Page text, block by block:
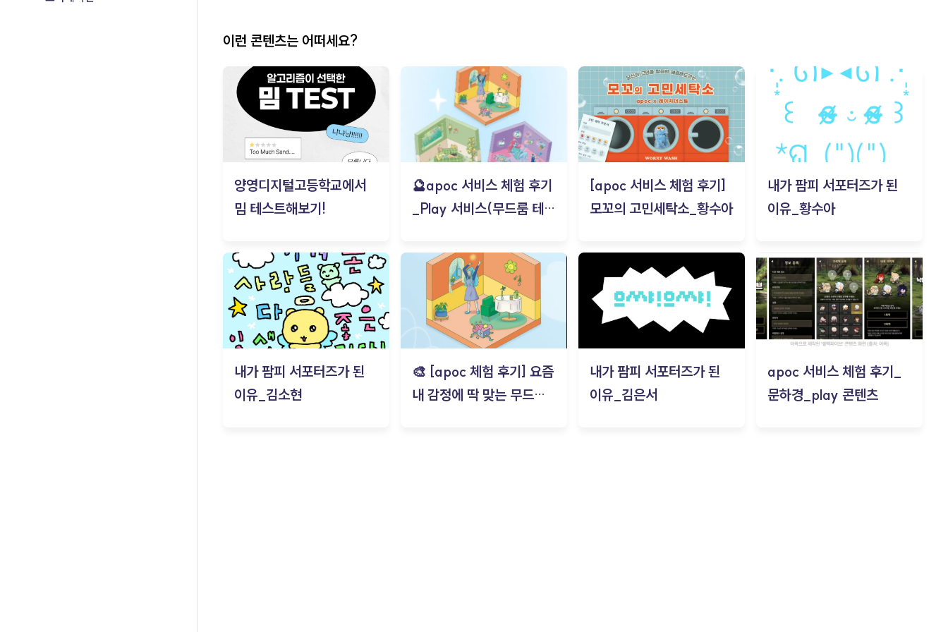
이런 콘텐츠는 어떠세요?
양영디지털고등학교에서
밈 테스트해보기!
🔮apoc 서비스 체험 후기
_Play 서비스(무드룸 테스
[apoc 서비스 체험 후기]
모꼬의 고민세탁소_황수아
내가 팜피 서포터즈가 된
이유_황수아
내가 팜피 서포터즈가 된
이유_김소현
🎨 [apoc 체험 후기] 요즘
내 감정에 딱 맞는 무드룸
내가 팜피 서포터즈가 된
이유_김은서
apoc 서비스 체험 후기_
문하경_play 콘텐츠